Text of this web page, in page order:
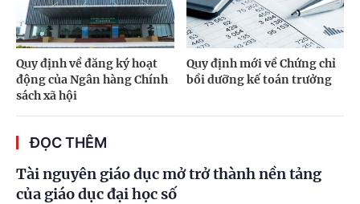
Quy định về đăng ký hoạt
động của Ngân hàng Chính
sách xã hội
Quy định mới về Chứng chỉ
bồi dưỡng kế toán trưởng
ĐỌC THÊM
Tài nguyên giáo dục mở trở thành nền tảng
của giáo dục đại học số